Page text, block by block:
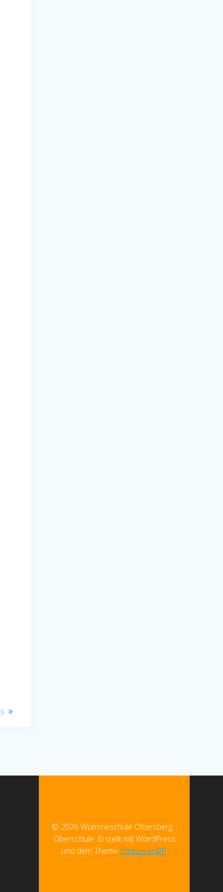
© 2026 Wümmeschule Ottersberg -
Oberschule. Erstellt mit WordPress
und dem Theme EmpowerWP.